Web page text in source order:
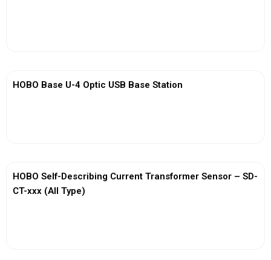
HOBO Base U-4 Optic USB Base Station
HOBO Self-Describing Current Transformer Sensor – SD-
CT-xxx (All Type)